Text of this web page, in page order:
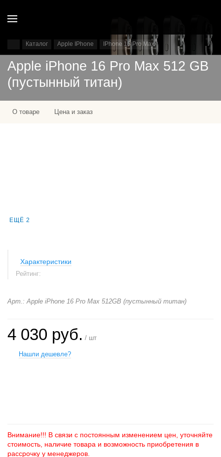
Каталог Apple IPhone IPhone 16 Pro Max
Apple iPhone 16 Pro Max 512 GB
(пустынный титан)
О товаре Цена и заказ
ЕЩЁ 2
Характеристики
Рейтинг:
Арт.: Apple iPhone 16 Pro Max 512GB (пустынный титан)
4 030 руб. / шт
Нашли дешевле?
Внимание!!! В связи с постоянным изменением цен, уточняйте
стоимость, наличие товара и возможность приобретения в
рассрочку у менеджеров.